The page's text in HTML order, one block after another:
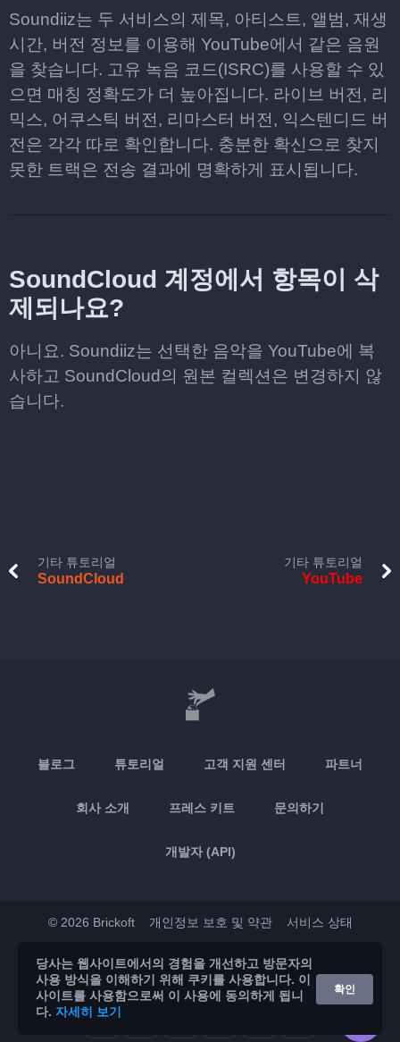
Soundiiz는 두 서비스의 제목, 아티스트, 앨범, 재생
시간, 버전 정보를 이용해 YouTube에서 같은 음원
을 찾습니다. 고유 녹음 코드(ISRC)를 사용할 수 있
으면 매칭 정확도가 더 높아집니다. 라이브 버전, 리
믹스, 어쿠스틱 버전, 리마스터 버전, 익스텐디드 버
전은 각각 따로 확인합니다. 충분한 확신으로 찾지
못한 트랙은 전송 결과에 명확하게 표시됩니다.
SoundCloud 계정에서 항목이 삭
제되나요?
아니요. Soundiiz는 선택한 음악을 YouTube에 복
사하고 SoundCloud의 원본 컬렉션은 변경하지 않
습니다.
기타 튜토리얼
SoundCloud
기타 튜토리얼
YouTube
블로그 튜토리얼 고객 지원 센터 파트너
회사 소개 프레스 키트 문의하기
개발자 (API)
© 2026 Brickoft 개인정보 보호 및 약관 서비스 상태
App Store Google Play
당사는 웹사이트에서의 경험을 개선하고 방문자의
사용 방식을 이해하기 위해 쿠키를 사용합니다. 이
사이트를 사용함으로써 이 사용에 동의하게 됩니
다. 자세히 보기
확인